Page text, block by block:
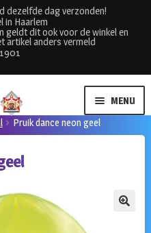
dezelfde dag verzonden!
in Haarlem
geldt dit ook voor de winkel en
artikel anders vermeld
MENU
Pruik dance neon geel